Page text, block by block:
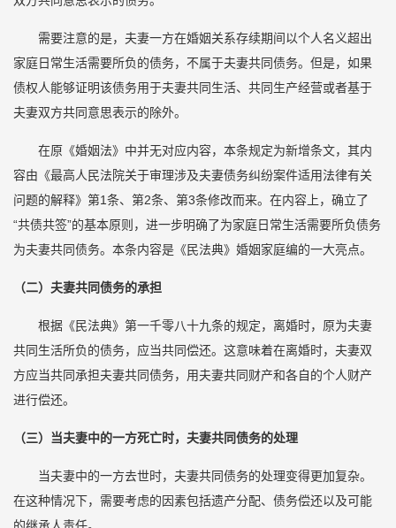
需要注意的是，夫妻一方在婚姻关系存续期间以个人名义超出
家庭日常生活需要所负的债务，不属于夫妻共同债务。但是，如果
债权人能够证明该债务用于夫妻共同生活、共同生产经营或者基于
夫妻双方共同意思表示的除外。
在原《婚姻法》中并无对应内容，本条规定为新增条文，其内
容由《最高人民法院关于审理涉及夫妻债务纠纷案件适用法律有关
问题的解释》第1条、第2条、第3条修改而来。在内容上，确立了
“共债共签”的基本原则，进一步明确了为家庭日常生活需要所负债务
为夫妻共同债务。本条内容是《民法典》婚姻家庭编的一大亮点。
（二）夫妻共同债务的承担
根据《民法典》第一千零八十九条的规定，离婚时，原为夫妻
共同生活所负的债务，应当共同偿还。这意味着在离婚时，夫妻双
方应当共同承担夫妻共同债务，用夫妻共同财产和各自的个人财产
进行偿还。
（三）当夫妻中的一方死亡时，夫妻共同债务的处理
当夫妻中的一方去世时，夫妻共同债务的处理变得更加复杂。
在这种情况下，需要考虑的因素包括遗产分配、债务偿还以及可能